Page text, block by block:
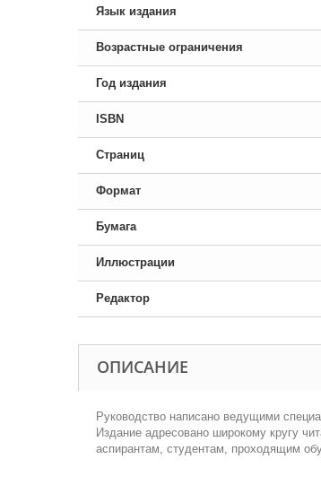
Язык издания
Возрастные ограничения
Год издания
ISBN
Страниц
Формат
Бумага
Иллюстрации
Редактор
ОПИСАНИЕ
Руководство написано ведущими
Издание адресовано широкому кругу
аспирантам, студентам, проходящим